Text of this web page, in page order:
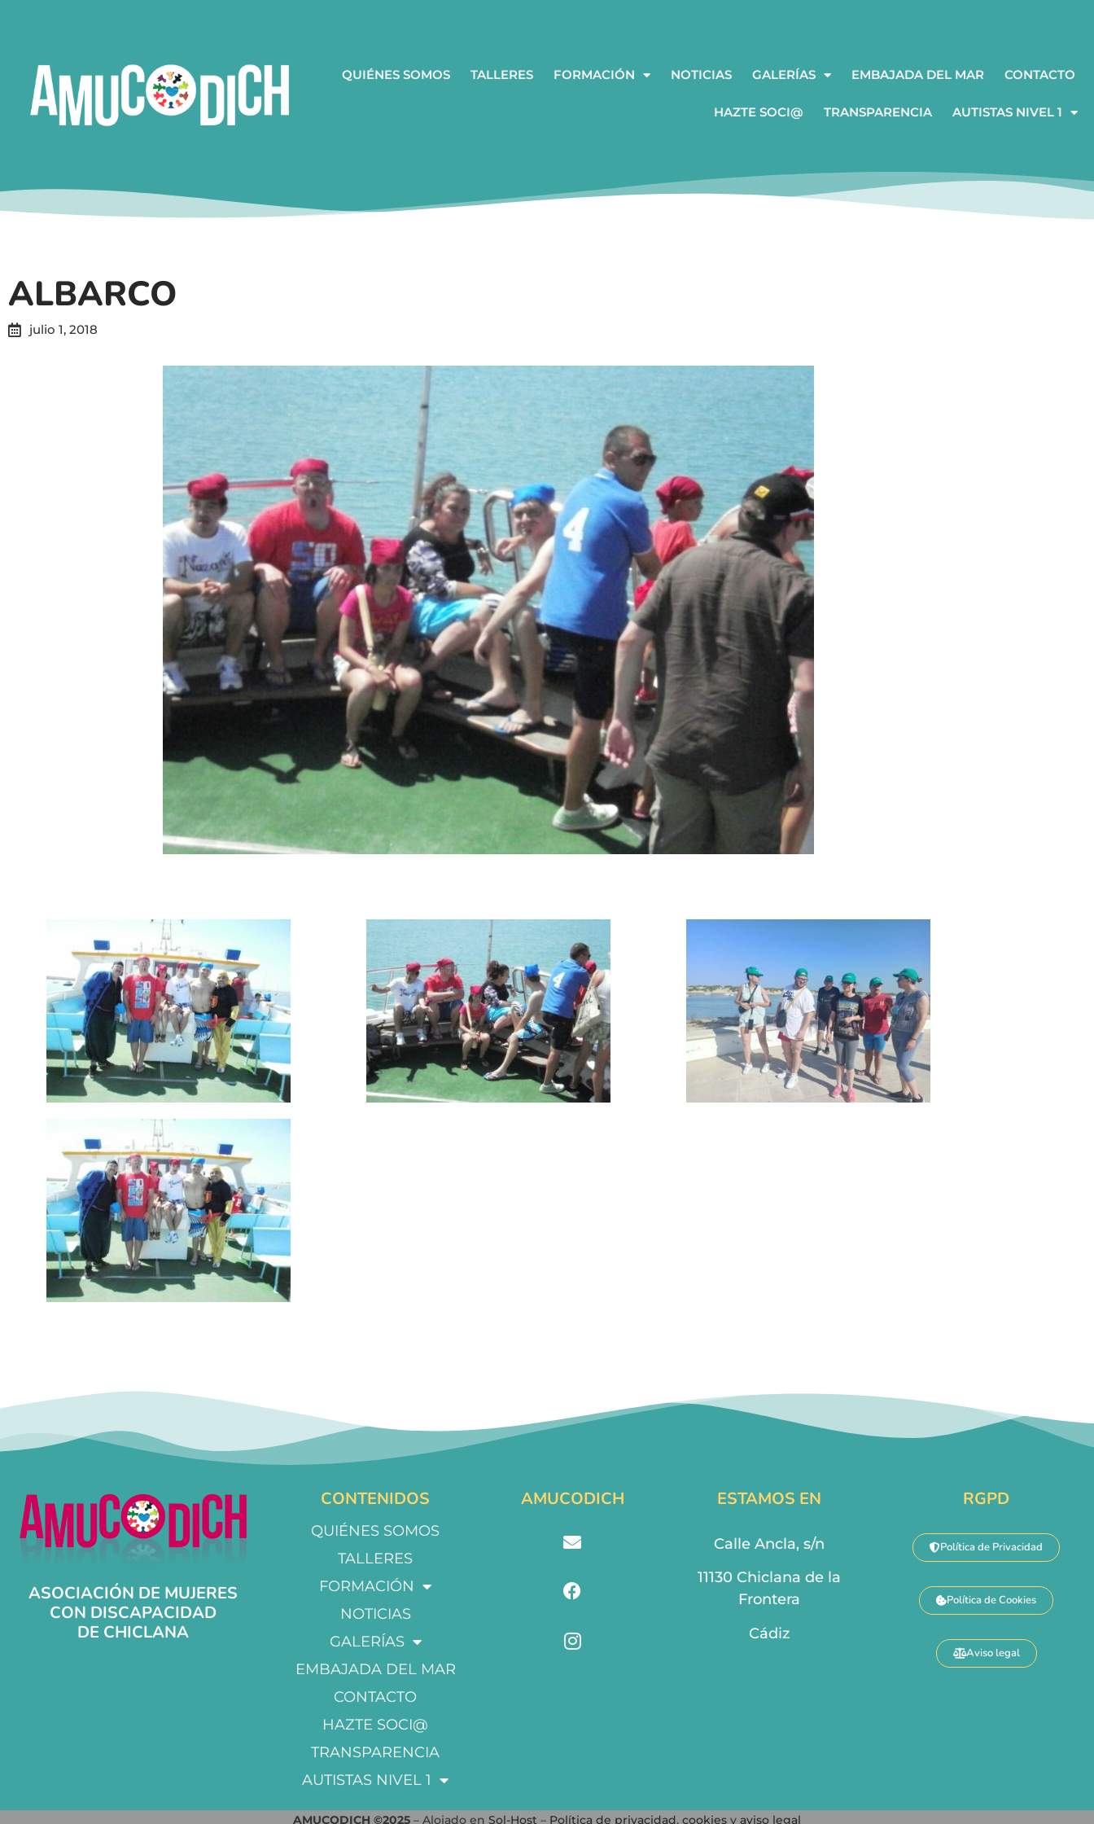
QUIÉNES SOMOS TALLERES FORMACIÓN NOTICIAS GALERÍAS EMBAJADA DEL MAR CONTACTO
HAZTE SOCI@ TRANSPARENCIA AUTISTAS NIVEL 1
ALBARCO
julio 1, 2018
ASOCIACIÓN DE MUJERES
CON DISCAPACIDAD
DE CHICLANA
CONTENIDOS
QUIÉNES SOMOS
TALLERES
FORMACIÓN
NOTICIAS
GALERÍAS
EMBAJADA DEL MAR
CONTACTO
HAZTE SOCI@
TRANSPARENCIA
AUTISTAS NIVEL 1
AMUCODICH ESTAMOS EN
Calle Ancla, s/n
11130 Chiclana de la
Frontera
Cádiz
RGPD
Política de Privacidad
Política de Cookies
Aviso legal
AMUCODICH ©2025 – Alojado en Sol-Host – Política de privacidad, cookies y aviso legal